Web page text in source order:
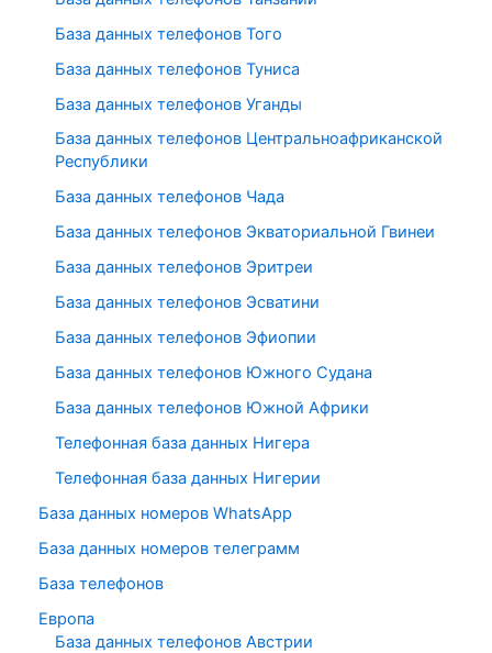
База данных телефонов Того
База данных телефонов Туниса
База данных телефонов Уганды
База данных телефонов Центральноафриканской
Республики
База данных телефонов Чада
База данных телефонов Экваториальной Гвинеи
База данных телефонов Эритреи
База данных телефонов Эсватини
База данных телефонов Эфиопии
База данных телефонов Южного Судана
База данных телефонов Южной Африки
Телефонная база данных Нигера
Телефонная база данных Нигерии
База данных номеров WhatsApp
База данных номеров телеграмм
База телефонов
Европа
База данных телефонов Австрии